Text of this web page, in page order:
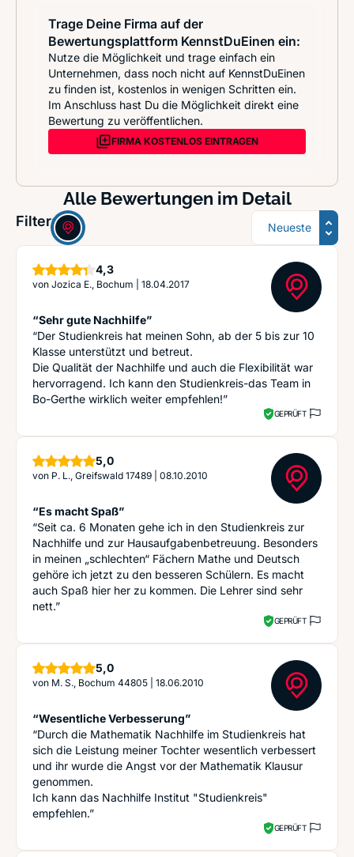
Trage Deine Firma auf der
Bewertungsplattform KennstDuEinen ein:
Nutze die Möglichkeit und trage einfach ein
Unternehmen, dass noch nicht auf KennstDuEinen
zu finden ist, kostenlos in wenigen Schritten ein.
Im Anschluss hast Du die Möglichkeit direkt eine
Bewertung zu veröffentlichen.
FIRMA KOSTENLOS EINTRAGEN
Alle Bewertungen im Detail
Filter: Sortierung
4,3Sterne
von Jozica E., Bochum 18.04.2017
“Sehr gute Nachhilfe”
“Der Studienkreis hat meinen Sohn, ab der 5 bis zur 10
Klasse unterstützt und betreut.
Die Qualität der Nachhilfe und auch die Flexibilität war
hervorragend. Ich kann den Studienkreis-das Team in
Bo-Gerthe wirklich weiter empfehlen!”
GEPRÜFT
5,0Sterne
von P. L., Greifswald 17489 08.10.2010
“Es macht Spaß”
“Seit ca. 6 Monaten gehe ich in den Studienkreis zur
Nachhilfe und zur Hausaufgabenbetreuung. Besonders
in meinen „schlechten“ Fächern Mathe und Deutsch
gehöre ich jetzt zu den besseren Schülern. Es macht
auch Spaß hier her zu kommen. Die Lehrer sind sehr
nett.”
GEPRÜFT
5,0Sterne
von M. S., Bochum 44805 18.06.2010
“Wesentliche Verbesserung”
“Durch die Mathematik Nachhilfe im Studienkreis hat
sich die Leistung meiner Tochter wesentlich verbessert
und ihr wurde die Angst vor der Mathematik Klausur
genommen.
Ich kann das Nachhilfe Institut "Studienkreis"
empfehlen.”
GEPRÜFT